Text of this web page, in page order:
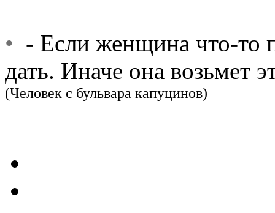
• - Если женщина что-то
дать. Иначе она возьмет
(Человек с бульвара капуцинов)